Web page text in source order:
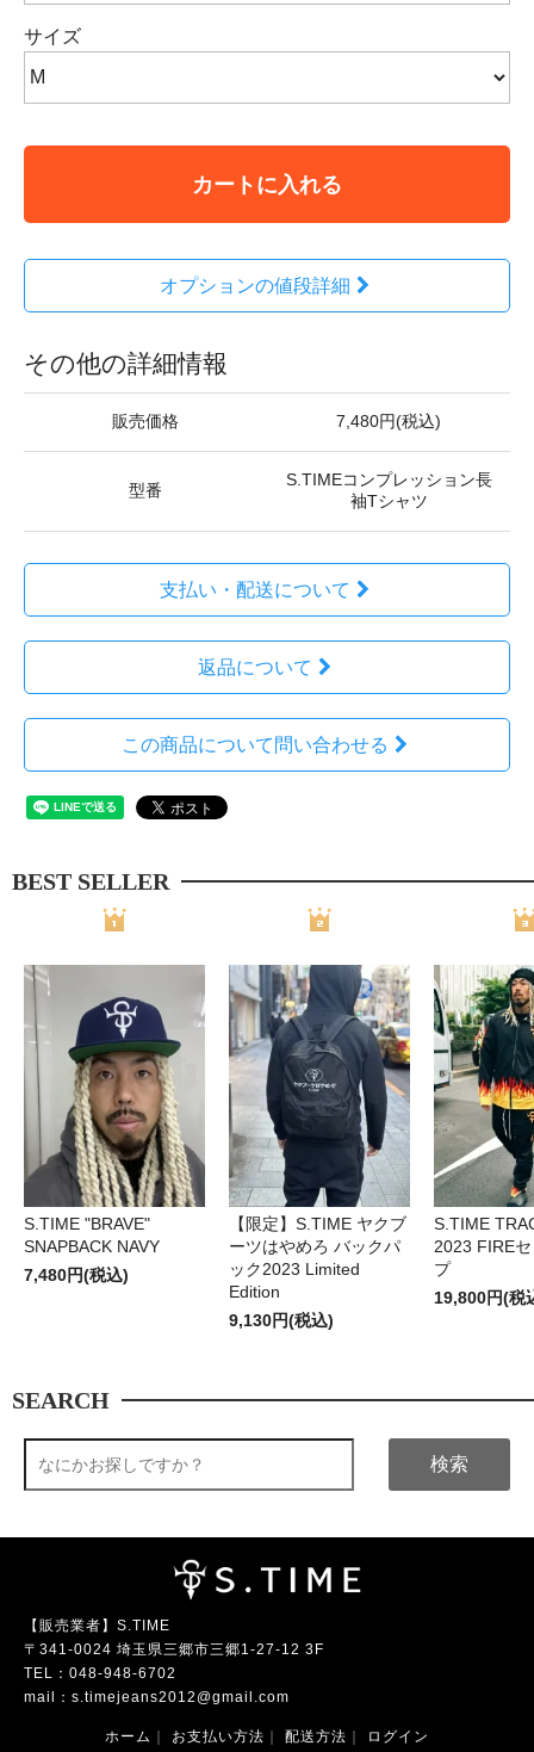
サイズ
カートに入れる
オプションの値段詳細
その他の詳細情報
販売価格 7,480円(税込)
型番
S.TIMEコンプレッション長
袖Tシャツ
支払い・配送について
返品について
この商品について問い合わせる
BEST SELLER
S.TIME "BRAVE"
SNAPBACK NAVY
7,480円(税込)
【限定】S.TIME ヤクブ
ーツはやめろ バックパ
ック2023 Limited
Edition
9,130円(税込)
S.TIME
2023 FIRE
プ
19,800円(税
SEARCH
検索
【販売業者】S.TIME
〒341-0024 埼玉県三郷市三郷1-27-12 3F
TEL： 048-948-6702
mail： s.timejeans2012@gmail.com
ホーム お支払い方法 配送方法 ログイン